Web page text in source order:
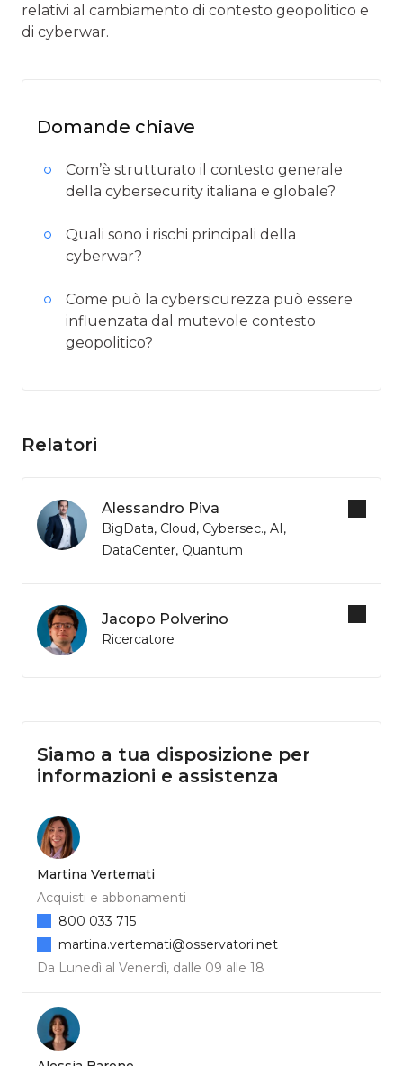
relativi al cambiamento di contesto geopolitico e
di cyberwar.
Domande chiave
Com’è strutturato il contesto generale
della cybersecurity italiana e globale?
Quali sono i rischi principali della
cyberwar?
Come può la cybersicurezza può essere
influenzata dal mutevole contesto
geopolitico?
Relatori
Alessandro Piva
BigData, Cloud, Cybersec., AI,
DataCenter, Quantum
Jacopo Polverino
Ricercatore
Siamo a tua disposizione per
informazioni e assistenza
Martina Vertemati
Acquisti e abbonamenti
Da Lunedì al Venerdì, dalle 09 alle 18
800 033 715
martina.vertemati@osservatori.net